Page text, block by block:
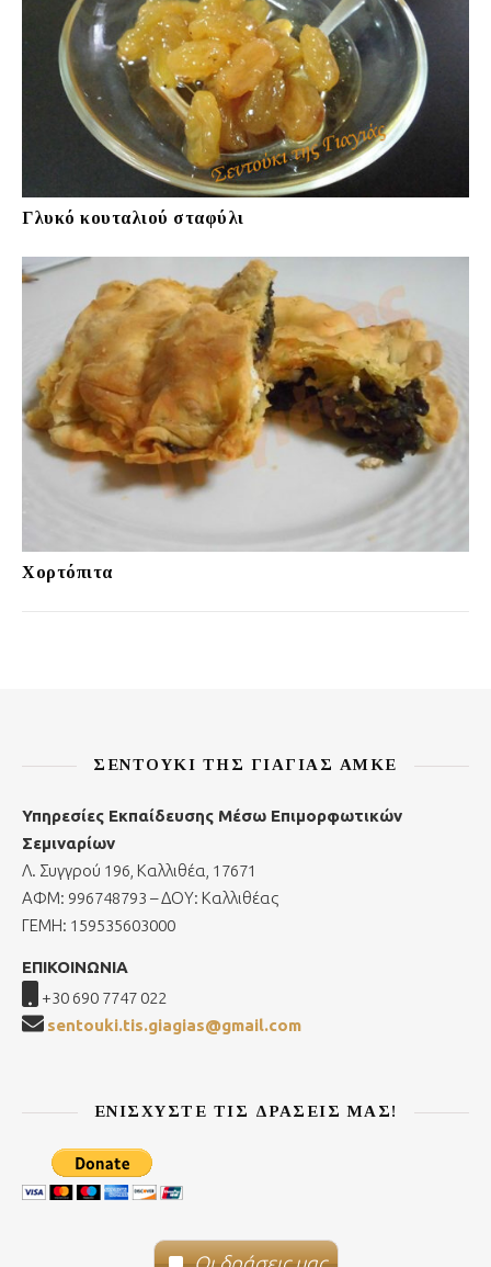
Γλυκό κουταλιού σταφύλι
Χορτόπιτα
ΣΕΝΤΟΎΚΙ ΤΗΣ ΓΙΑΓΙΆΣ ΑΜΚΕ
Υπηρεσίες Εκπαίδευσης Μέσω Επιμορφωτικών
Σεμιναρίων
Λ. Συγγρού 196, Καλλιθέα, 17671
ΑΦΜ: 996748793 – ΔΟΥ: Καλλιθέας
ΓΕΜΗ: 159535603000
ΕΠΙΚΟΙΝΩΝΙΑ
+30 690 7747 022
sentouki.tis.giagias@gmail.com
ΕΝΙΣΧΎΣΤΕ ΤΙΣ ΔΡΆΣΕΙΣ ΜΑΣ!